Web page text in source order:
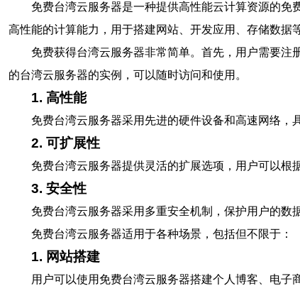
免费台湾云服务器是一种提供高性能云计算资源的
高性能的计算能力，用于搭建网站、开发应用、存储数据
免费获得台湾云服务器非常简单。首先，用户需要
的台湾云服务器的实例，可以随时访问和使用。
1. 高性能
免费台湾云服务器采用先进的硬件设备和高速网络，
2. 可扩展性
免费台湾云服务器提供灵活的扩展选项，用户可以根
3. 安全性
免费台湾云服务器采用多重安全机制，保护用户的数
免费台湾云服务器适用于各种场景，包括但不限于：
1. 网站搭建
用户可以使用免费台湾云服务器搭建个人博客、电子